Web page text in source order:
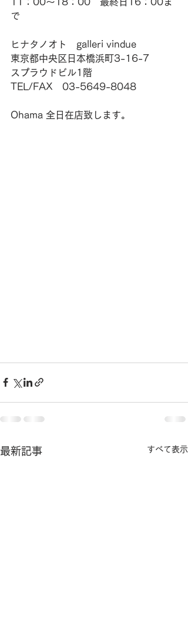
で
ヒナタノオト　galleri vindue
東京都中央区日本橋浜町3-16-7
スプラウドビル1階
TEL/FAX　03-5649-8048
Ohama 全日在店致します。
最新記事 すべて表示